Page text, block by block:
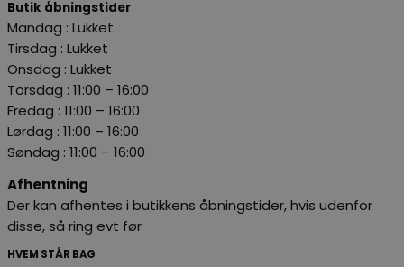
Butik åbningstider
Mandag : Lukket
Tirsdag : Lukket
Onsdag : Lukket
Torsdag : 11:00 – 16:00
Fredag : 11:00 – 16:00
Lørdag : 11:00 – 16:00
Søndag : 11:00 – 16:00
Afhentning
Der kan afhentes i butikkens åbningstider, hvis udenfor
disse, så ring evt før
HVEM STÅR BAG